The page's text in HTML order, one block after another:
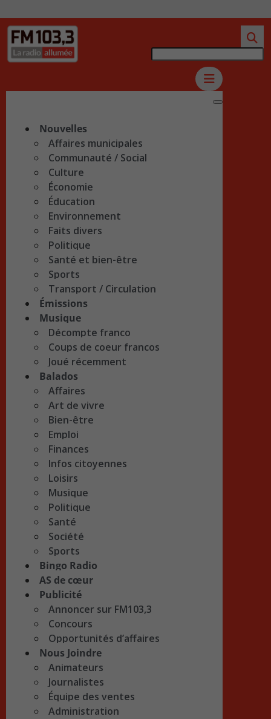
Nouvelles
Affaires municipales
Communauté / Social
Culture
Économie
Éducation
Environnement
Faits divers
Politique
Santé et bien-être
Sports
Transport / Circulation
Émissions
Musique
Décompte franco
Coups de coeur francos
Joué récemment
Balados
Affaires
Art de vivre
Bien-être
Emploi
Finances
Infos citoyennes
Loisirs
Musique
Politique
Santé
Société
Sports
Bingo Radio
AS de cœur
Publicité
Annoncer sur FM103,3
Concours
Opportunités d’affaires
Nous Joindre
Animateurs
Journalistes
Équipe des ventes
Administration